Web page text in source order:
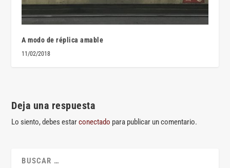
A modo de réplica amable
11/02/2018
Deja una respuesta
Lo siento, debes estarconectado para publicar un comentario.